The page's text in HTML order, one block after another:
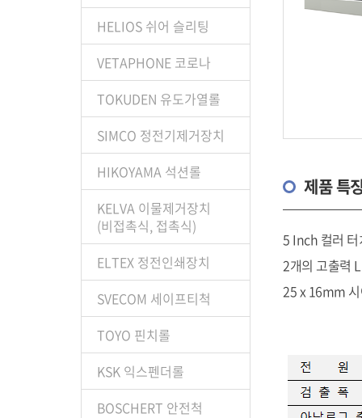
HELIOS 쉬어 슬리팅
VETAPHONE 코로나
TOKUDEN 유도가열롤
SIMCO 정전기제거장치
HIKOYAMA 석션롤
KELVA 이물제거장치
(비접촉식, 접촉식)
ELTEX 정전인쇄장치
SVECOM 세이프티척
TOYO 핀치롤
KSK 익스펜더롤
BOSCHERT 안전척
제품 특
5 Inch 컬러 터
2개의 고출력
25 x 16mm